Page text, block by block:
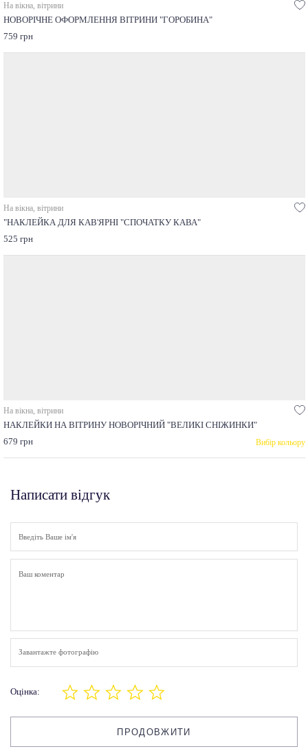
На вікна, вітрини
НОВОРІЧНЕ ОФОРМЛЕННЯ ВІТРИНИ "ГОРОБИНА"
759 грн
На вікна, вітрини
"НАКЛЕЙКА ДЛЯ КАВ'ЯРНІ "СПОЧАТКУ КАВА"
525 грн
На вікна, вітрини
НАКЛЕЙКИ НА ВІТРИНУ НОВОРІЧНИЙ "ВЕЛИКІ СНІЖИНКИ"
679 грн
Вибір кольору
Написати відгук
Завантажте фотографію
Оцінка:
ПРОДОВЖИТИ